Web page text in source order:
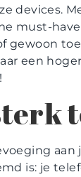
devices.
must-
gewoon
een
is: je